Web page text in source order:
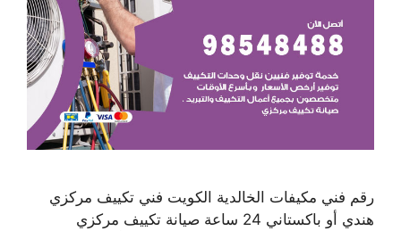
رقم فني مكيفات الخالدية الكويت فني تكييف مركزي
هندي أو باكستاني 24 ساعة صيانة تكييف مركزي